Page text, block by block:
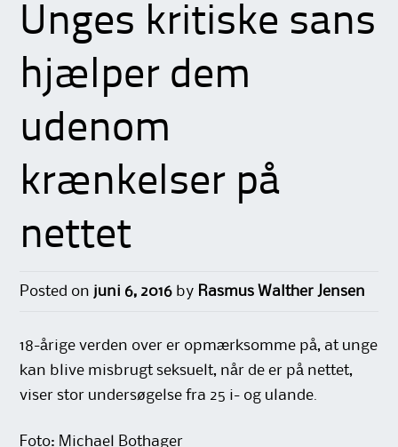
Unges kritiske sans
hjælper dem
udenom
krænkelser på
nettet
Posted on juni 6, 2016 by Rasmus Walther Jensen
18-årige verden over er opmærksomme på, at unge
kan blive misbrugt seksuelt, når de er på nettet,
viser stor undersøgelse fra 25 i- og ulande.
Foto: Michael Bothager